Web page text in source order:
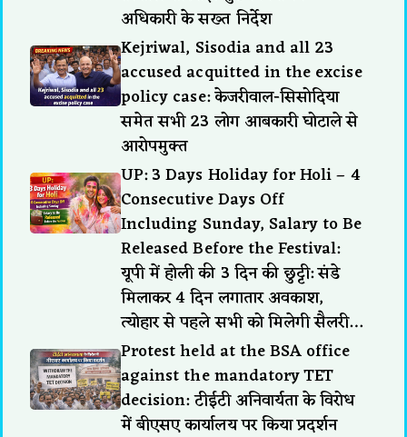
अधिकारी के सख्त निर्देश
Kejriwal, Sisodia and all 23
accused acquitted in the excise
policy case: केजरीवाल-सिसोदिया
समेत सभी 23 लोग आबकारी घोटाले से
आरोपमुक्त
UP: 3 Days Holiday for Holi – 4
Consecutive Days Off
Including Sunday, Salary to Be
Released Before the Festival:
यूपी में होली की 3 दिन की छुट्टी: संडे
मिलाकर 4 दिन लगातार अवकाश,
त्योहार से पहले सभी को मिलेगी सैलरी…
Protest held at the BSA office
against the mandatory TET
decision: टीईटी अनिवार्यता के विरोध
में बीएसए कार्यालय पर किया प्रदर्शन